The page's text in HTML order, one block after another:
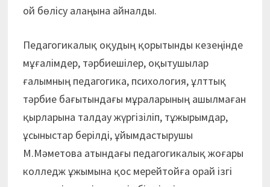
ой бөлісу алаңына айналды.
Педагогикалық оқудың қорытынды кезеңінде
мұғалімдер, тәрбиешілер, оқытушылар
ғалымның педагогика, психология, ұлттық
тәрбие бағытындағы мұраларының ашылмаған
қырларына талдау жүргізіліп, тұжырымдар,
ұсыныстар берілді, ұйымдастырушы
М.Мәметова атындағы педагогикалық жоғары
колледж ұжымына қос мерейтойға орай ізгі